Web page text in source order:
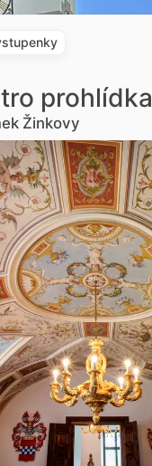
prohlídka
Žinkovy